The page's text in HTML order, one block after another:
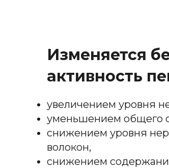
Изменяется
активность
увеличением уровня
уменьшением общего
снижением уровня
волокон,
снижением